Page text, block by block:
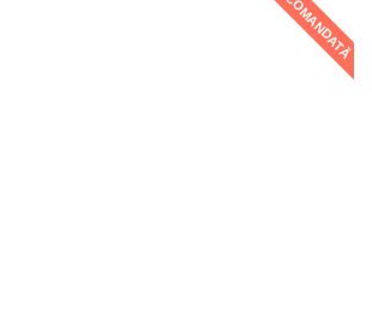
RECOMANDATĂ